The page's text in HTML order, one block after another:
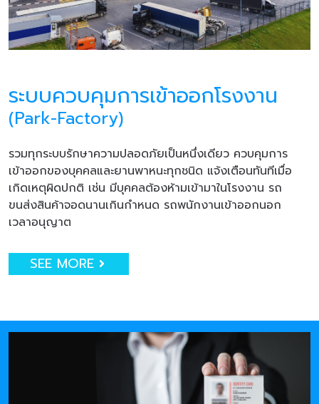
ระบบควบคุมการเข้าออกโรงงาน
(Park-Factory)
รวมทุกระบบรักษาความปลอดภัยเป็นหนึ่งเดียว ควบคุมการ
เข้าออกของบุคคลและยานพาหนะทุกชนิด แจ้งเตือนทันทีเมื่อ
เกิดเหตุผิดปกติ เช่น มีบุคคลต้องห้ามเข้ามาในโรงงาน รถ
ขนส่งสินค้าจอดนานเกินกำหนด รถพนักงานเข้าออกนอก
เวลาอนุญาต
SEE MORE